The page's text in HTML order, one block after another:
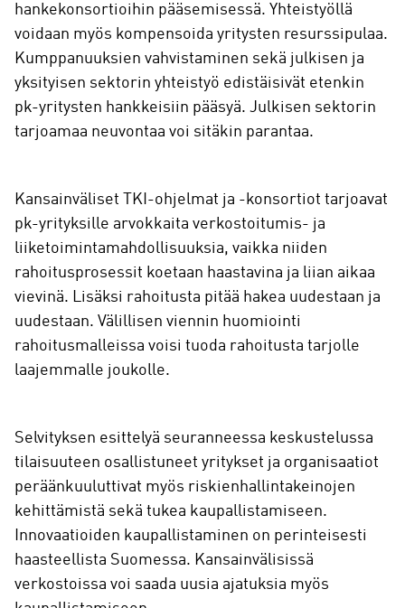
hankekonsortioihin pääsemisessä. Yhteistyöllä
voidaan myös kompensoida yritysten resurssipulaa.
Kumppanuuksien vahvistaminen sekä julkisen ja
yksityisen sektorin yhteistyö edistäisivät etenkin
pk-yritysten hankkeisiin pääsyä. Julkisen sektorin
tarjoamaa neuvontaa voi sitäkin parantaa.
Kansainväliset TKI-ohjelmat ja -konsortiot tarjoavat
pk-yrityksille arvokkaita verkostoitumis- ja
liiketoimintamahdollisuuksia, vaikka niiden
rahoitusprosessit koetaan haastavina ja liian aikaa
vievinä. Lisäksi rahoitusta pitää hakea uudestaan ja
uudestaan. Välillisen viennin huomiointi
rahoitusmalleissa voisi tuoda rahoitusta tarjolle
laajemmalle joukolle.
Selvityksen esittelyä seuranneessa keskustelussa
tilaisuuteen osallistuneet yritykset ja organisaatiot
peräänkuuluttivat myös riskienhallintakeinojen
kehittämistä sekä tukea kaupallistamiseen.
Innovaatioiden kaupallistaminen on perinteisesti
haasteellista Suomessa. Kansainvälisissä
verkostoissa voi saada uusia ajatuksia myös